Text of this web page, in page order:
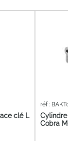
clé L
Cobra
réf :